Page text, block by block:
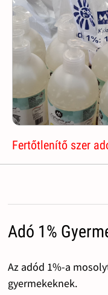
Fertőtlenítő szer
Adó 1%
Az adód 1%-a
gyermekeknek.